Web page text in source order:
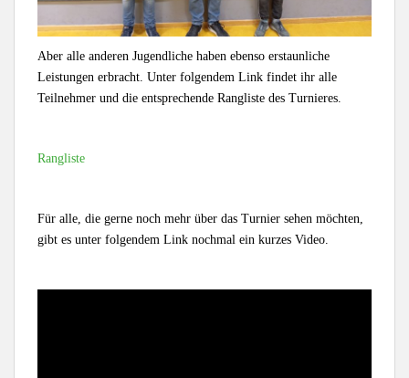
Aber alle anderen Jugendliche haben ebenso erstaunliche
Leistungen erbracht. Unter folgendem Link findet ihr alle
Teilnehmer und die entsprechende Rangliste des Turnieres.
Rangliste
Für alle, die gerne noch mehr über das Turnier sehen möchten,
gibt es unter folgendem Link nochmal ein kurzes Video.